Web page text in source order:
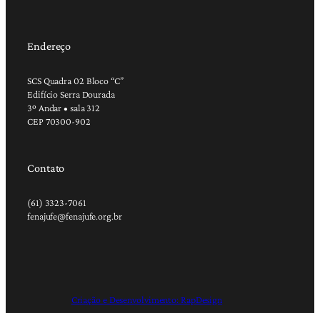
Endereço
SCS Quadra 02 Bloco “C”
Edifício Serra Dourada
3º Andar • sala 312
CEP 70300-902
Contato
(61) 3323-7061
fenajufe@fenajufe.org.br
Criação e Desenvolvimento: RapDesign